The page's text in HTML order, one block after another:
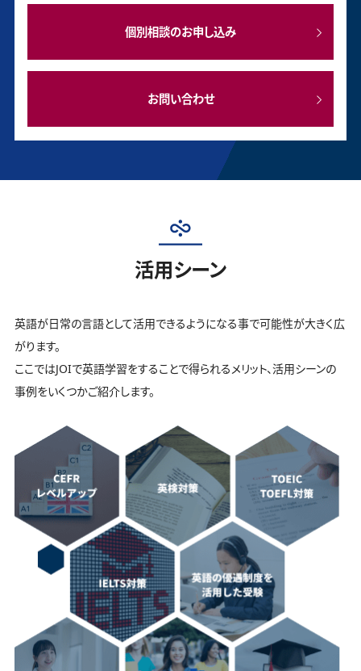
個別相談のお申し込み
お問い合わせ
活用シーン
英語が日常の言語として活用できるようになる事で可能性が大きく広
がります。
ここではJOIで英語学習をすることで得られるメリット、活用シーンの
事例をいくつかご紹介します。